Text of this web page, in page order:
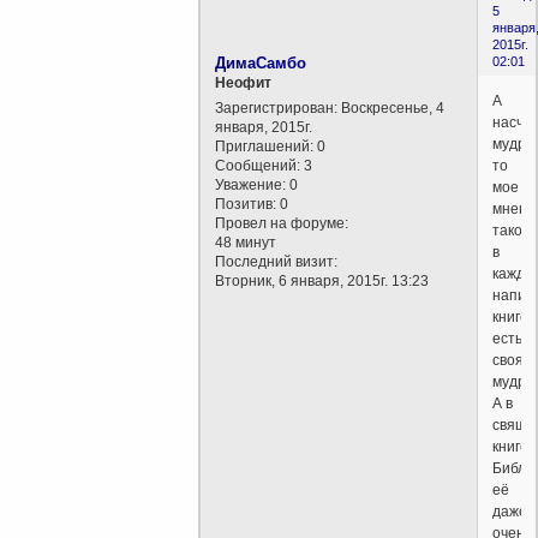
5
января,
2015г.
02:01
ДимаСамбо
Неофит
Зарегистрирован: Воскресенье, 4
января, 2015г.
Приглашений: 0
Сообщений: 3
Уважение: 0
Позитив: 0
Провел на форуме:
48 минут
Последний визит:
Вторник, 6 января, 2015г. 13:23
А
насчет
то
мое
такое
в
книге
есть
своя
А в
книге
её
даже
очень